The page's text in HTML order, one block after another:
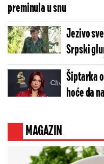
preminula u snu
Jezivo
Srpski
golgote –
smrti!
Šiptarka
hoće da
MAGAZIN